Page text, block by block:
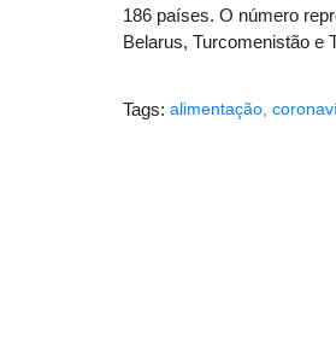
186 países. O número
Belarus, Turcomenistão e
Tags: alimentação